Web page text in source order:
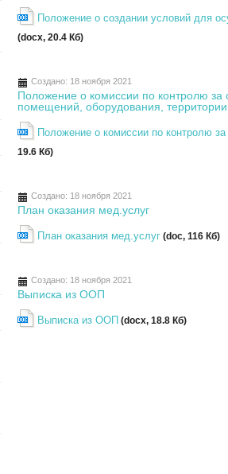
Положение о создании условий для
(docx, 20.4 Кб)
Создано: 18 ноября 2021
Положение о комиссии по контролю за
помещений, оборудования, территории
Положение о комиссии по контролю
19.6 Кб)
Создано: 18 ноября 2021
План оказания мед.услуг
План оказания мед.услуг (doc, 116 Кб)
Создано: 18 ноября 2021
Выписка из ООП
Выписка из ООП (docx, 18.8 Кб)